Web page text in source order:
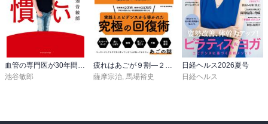
池谷敏郎
薩摩宗治 馬場裕史
日経ヘルス2026夏号
日経ヘルス